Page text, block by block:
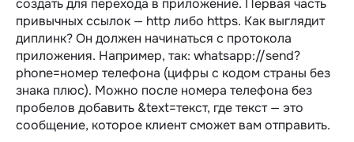
создать для перехода в приложение. Первая часть
привычных ссылок — http либо https. Как выглядит
диплинк? Он должен начинаться с протокола
приложения. Например, так: whatsapp://send?
phone=номер телефона (цифры с кодом страны без
знака плюс). Можно после номера телефона без
пробелов добавить &text=текст, где текст — это
сообщение, которое клиент сможет вам отправить.